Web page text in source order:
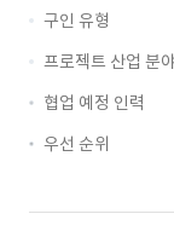
구인 유형
프로젝트 산업 분야
협업 예정 인력
우선 순위